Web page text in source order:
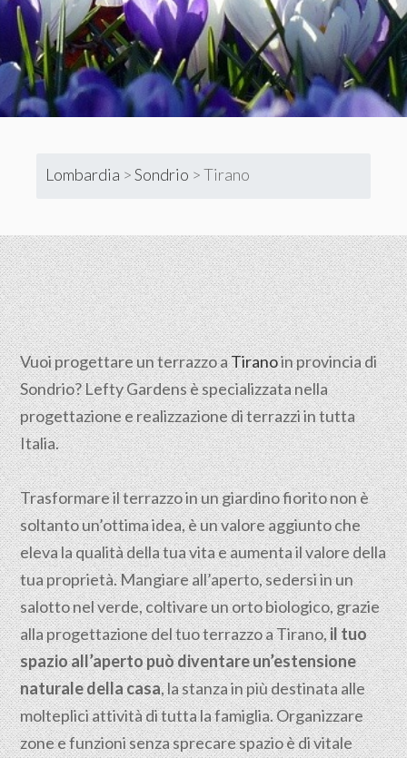
Lombardia >Sondrio >Tirano
Vuoi progettare un terrazzo aTiranoin provincia di
Sondrio? Lefty Gardens è specializzata nella
progettazione e realizzazione di terrazzi in tutta
Italia.
Trasformare il terrazzo in un giardino fiorito non è
soltanto un’ottima idea, è un valore aggiunto che
eleva la qualità della tua vita e aumenta il valore della
tua proprietà. Mangiare all’aperto, sedersi in un
salotto nel verde, coltivare un orto biologico, grazie
alla progettazione del tuo terrazzo a Tirano,il tuo
spazio all’aperto può diventare un’estensione
naturale della casa, la stanza in più destinata alle
molteplici attività di tutta la famiglia. Organizzare
zone e funzioni senza sprecare spazio è di vitale